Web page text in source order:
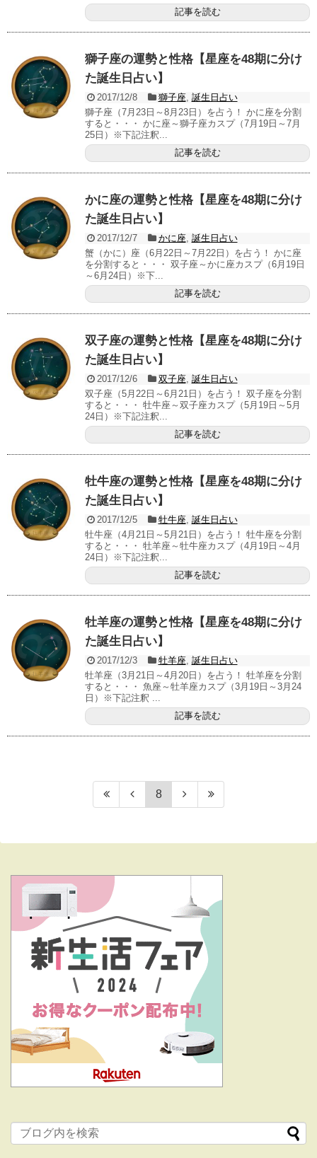
記事を読む
獅子座の運勢と性格【星座を48期に分け
た誕生日占い】
2017/12/8 獅子座, 誕生日占い
獅子座（7月23日～8月23日）を占う！ かに座を分割
すると・・・ かに座～獅子座カスプ（7月19日～7月
25日）※下記注釈...
記事を読む
かに座の運勢と性格【星座を48期に分け
た誕生日占い】
2017/12/7 かに座, 誕生日占い
蟹（かに）座（6月22日～7月22日）を占う！ かに座
を分割すると・・・ 双子座～かに座カスプ（6月19日
～6月24日）※下...
記事を読む
双子座の運勢と性格【星座を48期に分け
た誕生日占い】
2017/12/6 双子座, 誕生日占い
双子座（5月22日～6月21日）を占う！ 双子座を分割
すると・・・ 牡牛座～双子座カスプ（5月19日～5月
24日）※下記注釈...
記事を読む
牡牛座の運勢と性格【星座を48期に分け
た誕生日占い】
2017/12/5 牡牛座, 誕生日占い
牡牛座（4月21日～5月21日）を占う！ 牡牛座を分割
すると・・・ 牡羊座～牡牛座カスプ（4月19日～4月
24日）※下記注釈...
記事を読む
牡羊座の運勢と性格【星座を48期に分け
た誕生日占い】
2017/12/3 牡羊座, 誕生日占い
牡羊座（3月21日～4月20日）を占う！ 牡羊座を分割
すると・・・ 魚座～牡羊座カスプ（3月19日～3月24
日）※下記注釈 ...
記事を読む
8